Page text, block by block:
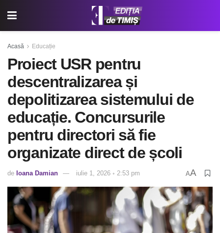
Acasă Educație
Proiect USR pentru
descentralizarea și
depolitizarea sistemului de
educație. Concursurile
pentru directori să fie
organizate direct de școli
de Ioana Damian iulie 1, 2026 ◦ 2:53 pm AA